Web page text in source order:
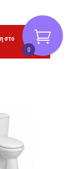
στο
0